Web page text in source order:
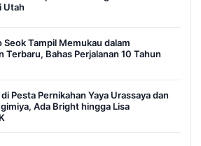
Utah
Seok Tampil Memukau dalam
Terbaru, Bahas Perjalanan 10 Tahun
Pesta Pernikahan Yaya Urassaya dan
Ada Bright hingga Lisa